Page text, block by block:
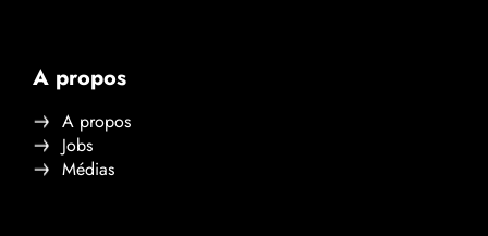
A propos
A propos
Jobs
Médias